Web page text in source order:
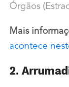
Órgãos
Mais
acontece
2.